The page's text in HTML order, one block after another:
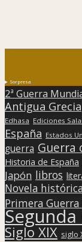
Sorpresa
2ª Guerra
Antigua Grecia
Edhasa Ediciones
España Estados
guerra Guerra
Historia de España
Japón libros
Novela histórica
Primera
Siglo XIX siglo